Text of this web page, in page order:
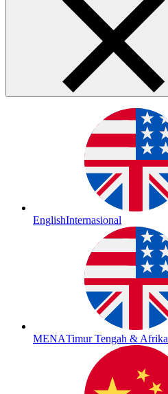
EnglishInternasional
MENATimur Tengah & Afrika